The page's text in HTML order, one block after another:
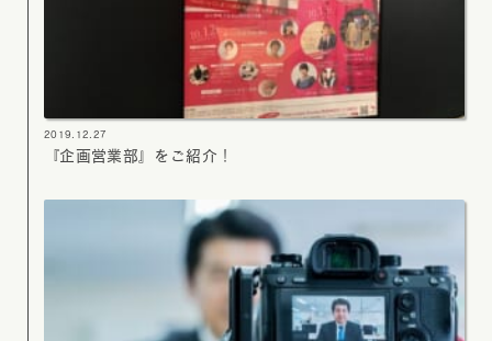
2019.12.27
『企画営業部』をご紹介！